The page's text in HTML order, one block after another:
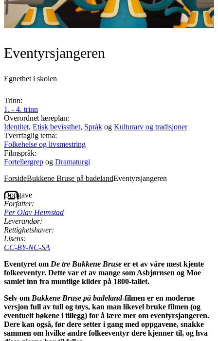
Eventyrsjangeren
Egnethet i skolen
Trinn:
1. - 4. trinn
Overordnet læreplan:
Identitet, Etisk bevissthet, Språk og Kulturarv og tradisjoner
Tverrfaglig tema:
Folkehelse og livsmestring
Filmspråk:
Fortellergrep og Dramaturgi
ForsideBukkene Bruse på badelandEventyrsjangeren
Oppgave
Forfatter:
Per Olav Heimstad
Leverandør:
Rettighetshaver:
Lisens:
CC-BY-NC-SA
Eventyret om De tre Bukkene Bruse er et av våre mest kjente
folkeeventyr. Dette var et av mange som Asbjørnsen og Moe
samlet inn fra muntlige kilder på 1800-tallet.
Selv om Bukkene Bruse på badeland-filmen er en moderne
versjon full av tull og tøys, kan man likevel bruke filmen (og
eventuelt bøkene i tillegg) for å lære mer om eventyrsjangeren.
Dere kan også, før dere setter i gang med oppgavene, snakke
sammen om hvilke andre folkeeventyr dere kjenner til, og hva